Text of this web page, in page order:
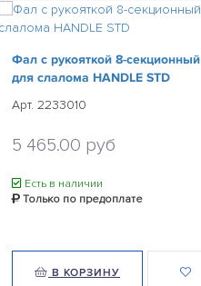
Фал с рукояткой 8-секционный
для слалома HANDLE STD
Арт. 2233010
5 465.00 руб
Есть в наличии
Только по предоплате
В КОРЗИНУ